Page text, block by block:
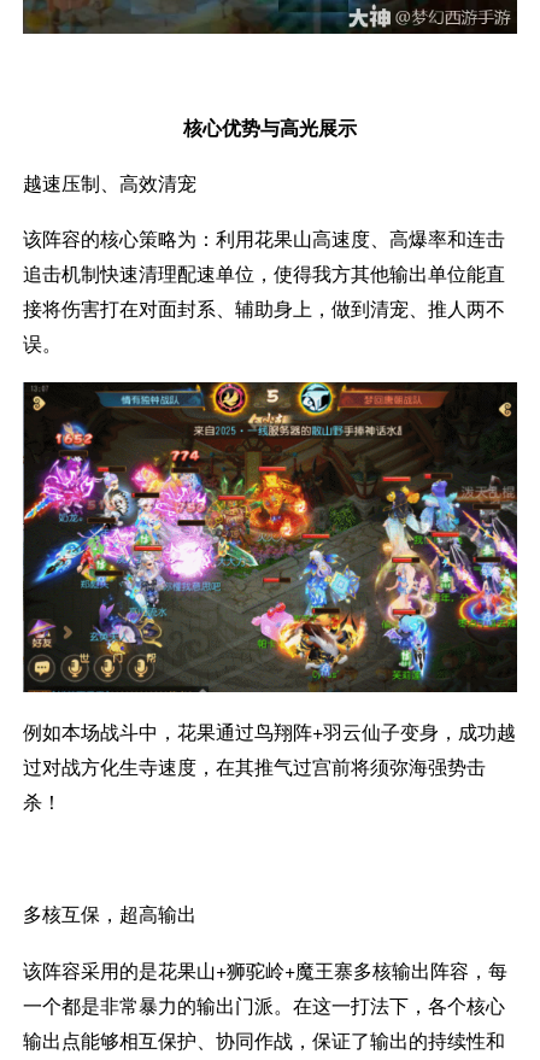
核心优势与高光展示
越速压制、高效清宠
该阵容的核心策略为：利用花果山高速度、高爆率和连击
追击机制快速清理配速单位，使得我方其他输出单位能直
接将伤害打在对面封系、辅助身上，做到清宠、推人两不
误。
例如本场战斗中，花果通过鸟翔阵+羽云仙子变身，成功越
过对战方化生寺速度，在其推气过宫前将须弥海强势击
杀！
多核互保，超高输出
该阵容采用的是花果山+狮驼岭+魔王寨多核输出阵容，每
一个都是非常暴力的输出门派。在这一打法下，各个核心
输出点能够相互保护、协同作战，保证了输出的持续性和